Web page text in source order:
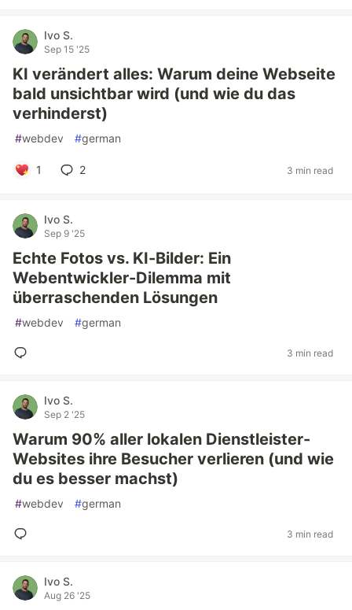
Ivo S.
Sep 15 '25
KI verändert alles: Warum deine Webseite
bald unsichtbar wird (und wie du das
verhinderst)
#webdev #german
1 2 3 min read
Ivo S.
Sep 9 '25
Echte Fotos vs. KI-Bilder: Ein
Webentwickler-Dilemma mit
überraschenden Lösungen
#webdev #german
3 min read
Ivo S.
Sep 2 '25
Warum 90% aller lokalen Dienstleister-
Websites ihre Besucher verlieren (und wie
du es besser machst)
#webdev #german
3 min read
Ivo S.
Aug 26 '25